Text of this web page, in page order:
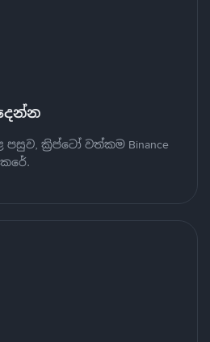
ක්‍රිප්ටෝ වත්කම Binance